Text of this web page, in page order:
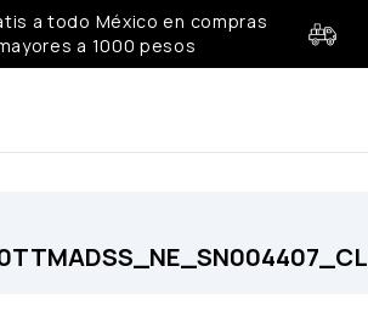
a todo México en compras
a 1000 pesos